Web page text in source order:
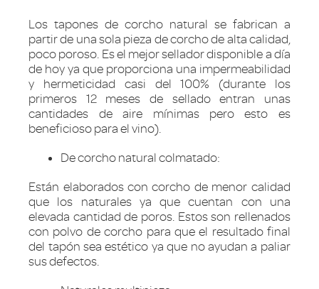
Los tapones de corcho natural se fabrican a
partir de una sola pieza de corcho de alta calidad,
poco poroso. Es el mejor sellador disponible a día
de hoy ya que proporciona una impermeabilidad
y hermeticidad casi del 100% (durante los
primeros 12 meses de sellado entran unas
cantidades de aire mínimas pero esto es
beneficioso para el vino).
De corcho natural colmatado:
Están elaborados con corcho de menor calidad
que los naturales ya que cuentan con una
elevada cantidad de poros. Estos son rellenados
con polvo de corcho para que el resultado final
del tapón sea estético ya que no ayudan a paliar
sus defectos.